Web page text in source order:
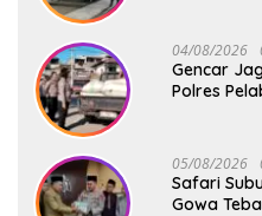
04/08/2026
Gencar
Polres
05/08/2026
Safari
Gowa